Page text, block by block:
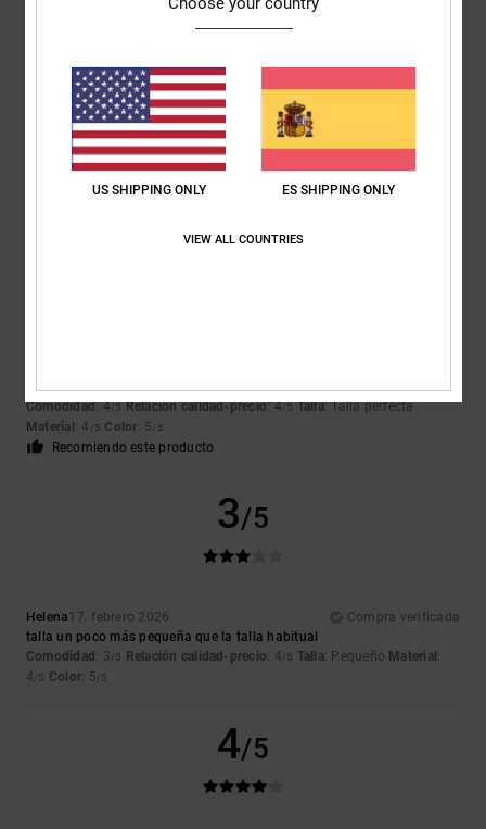
deberías pedir una talla más. Tengo seis pares de DC en casa y nunca
había tenido problemas con la talla, hasta que pedí estos. Ahora ni
siquiera puedo devolverlos, porque tiré la caja.
Mostrar original - English
Comodidad: 1/5 Relación calidad-precio
4/5
aprieta algo más el empeine. Por lo demás son perfectas
Comodidad: 4/5 Relación calidad-precio: 4/5 Talla: Talla perfecta
Material : 4 /5 Color: 5/5
Recomiendo este producto
3/5
Helena17. febrero 2026
Compra verificada
talla un poco más pequeña que la talla habitual
Comodidad : 3/5 Relación calidad-precio: 4/5 Talla: Pequeño Material :
4/5 Color: 5/5
4/5
US SHIPPING ONLY ES SHIPPING ONLY
VIEW ALL COUNTRIES